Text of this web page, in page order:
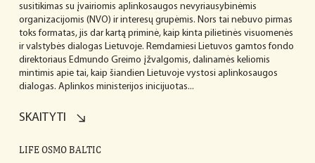
susitikimas su įvairiomis aplinkosaugos nevyriausybinėmis
organizacijomis (NVO) ir interesų grupėmis. Nors tai nebuvo pirmas
toks formatas, jis dar kartą priminė, kaip kinta pilietinės visuomenės
ir valstybės dialogas Lietuvoje. Remdamiesi Lietuvos gamtos fondo
direktoriaus Edmundo Greimo įžvalgomis, dalinamės keliomis
mintimis apie tai, kaip šiandien Lietuvoje vystosi aplinkosaugos
dialogas. Aplinkos ministerijos inicijuotas...
SKAITYTI
LIFE OSMO BALTIC